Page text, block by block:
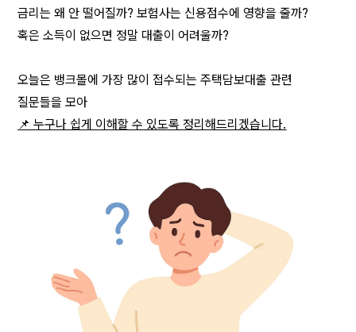
금리는 왜 안 떨어질까? 보험사는 신용점수에 영향을 줄까?
혹은 소득이 없으면 정말 대출이 어려울까?
오늘은 뱅크몰에 가장 많이 접수되는 주택담보대출 관련
질문들을 모아
📌 누구나 쉽게 이해할 수 있도록 정리해드리겠습니다.